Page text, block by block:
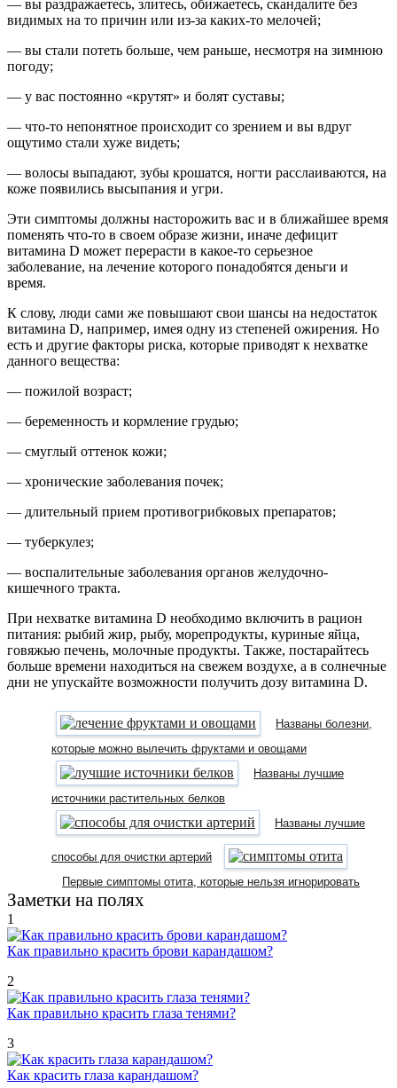
— вы раздражаетесь, злитесь, обижаетесь, скандалите без
видимых на то причин или из-за каких-то мелочей;
— вы стали потеть больше, чем раньше, несмотря на зимнюю
погоду;
— у вас постоянно «крутят» и болят суставы;
— что-то непонятное происходит со зрением и вы вдруг
ощутимо стали хуже видеть;
— волосы выпадают, зубы крошатся, ногти расслаиваются, на
коже появились высыпания и угри.
Эти симптомы должны насторожить вас и в ближайшее время
поменять что-то в своем образе жизни, иначе дефицит
витамина D может перерасти в какое-то серьезное
заболевание, на лечение которого понадобятся деньги и
время.
К слову, люди сами же повышают свои шансы на недостаток
витамина D, например, имея одну из степеней ожирения. Но
есть и другие факторы риска, которые приводят к нехватке
данного вещества:
— пожилой возраст;
— беременность и кормление грудью;
— смуглый оттенок кожи;
— хронические заболевания почек;
— длительный прием противогрибковых препаратов;
— туберкулез;
— воспалительные заболевания органов желудочно-
кишечного тракта.
При нехватке витамина D необходимо включить в рацион
питания: рыбий жир, рыбу, морепродукты, куриные яйца,
говяжью печень, молочные продукты. Также, постарайтесь
больше времени находиться на свежем воздухе, а в солнечные
дни не упускайте возможности получить дозу витамина D.
Названы болезни,
которые можно вылечить фруктами и овощами
Названы лучшие
источники растительных белков
Названы лучшие
способы для очистки артерий
Первые симптомы отита, которые нельзя игнорировать
Заметки на полях
1
Как правильно красить брови карандашом?
2
Как правильно красить глаза тенями?
3
Как красить глаза карандашом?